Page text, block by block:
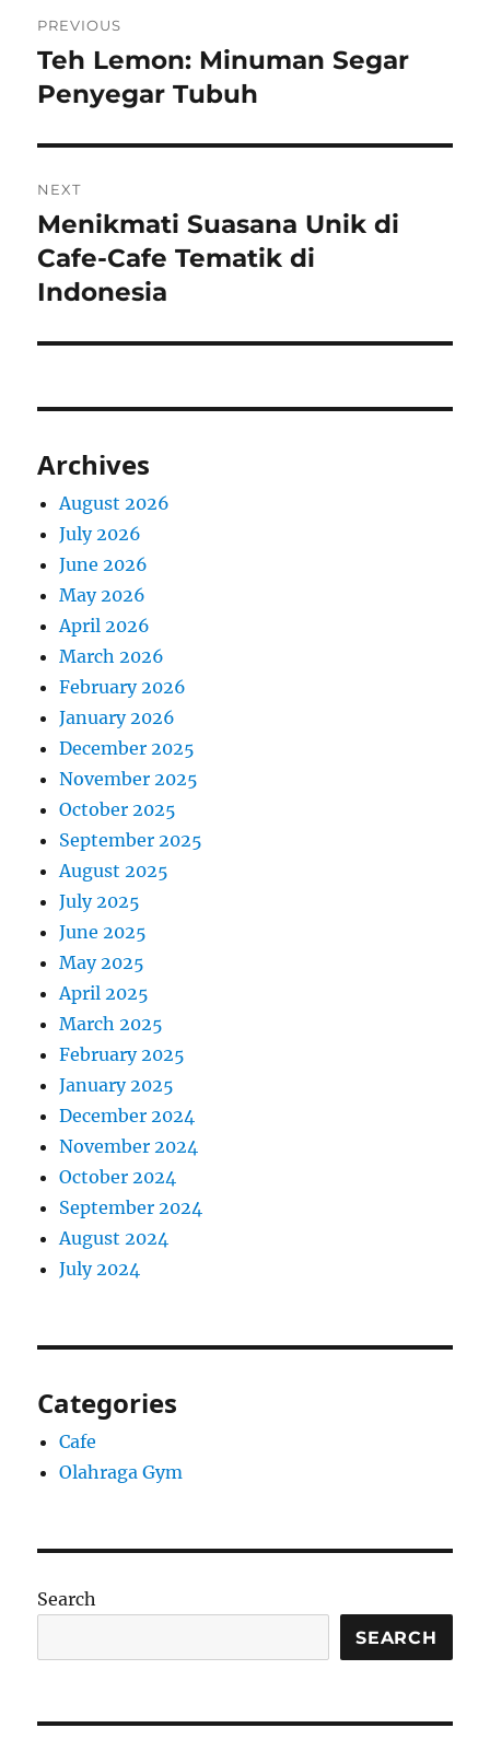
navigation
PREVIOUS
Previous
post:
Teh Lemon: Minuman Segar
Penyegar Tubuh
NEXT
Next
post:
Menikmati Suasana Unik di
Cafe-Cafe Tematik di
Indonesia
Archives
August 2026
July 2026
June 2026
May 2026
April 2026
March 2026
February 2026
January 2026
December 2025
November 2025
October 2025
September 2025
August 2025
July 2025
June 2025
May 2025
April 2025
March 2025
February 2025
January 2025
December 2024
November 2024
October 2024
September 2024
August 2024
July 2024
Categories
Cafe
Olahraga Gym
Search
SEARCH